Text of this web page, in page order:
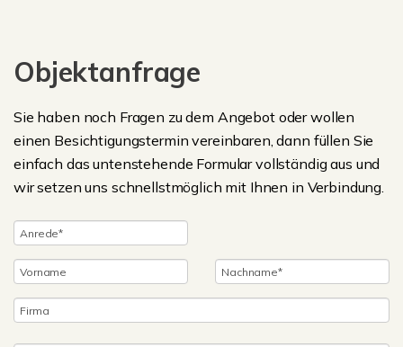
Objektanfrage
Sie haben noch Fragen zu dem Angebot oder wollen
einen Besichtigungstermin vereinbaren, dann füllen Sie
einfach das untenstehende Formular vollständig aus und
wir setzen uns schnellstmöglich mit Ihnen in Verbindung.